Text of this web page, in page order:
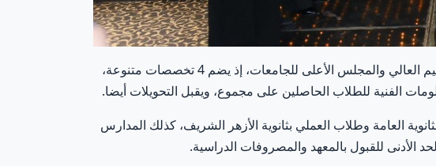
يعد المعهد التكنولوجي العالي في محافظة بني سويف، من المعاهد العليا الخاصة المعتمدة من وزارة التعليم العالي والمجلس الأعلى للجامعات، إذ يضم 4 تخصصات متنوعة،
الفنية للطلاب الحاصلين على مجموع، ويقبل التحويلات أيضا.
العامة وطلاب العملي بثانوية الأزهر الشريف، كذلك المدارس
الأدنى للقبول بالمعهد والمصروفات الدراسية.